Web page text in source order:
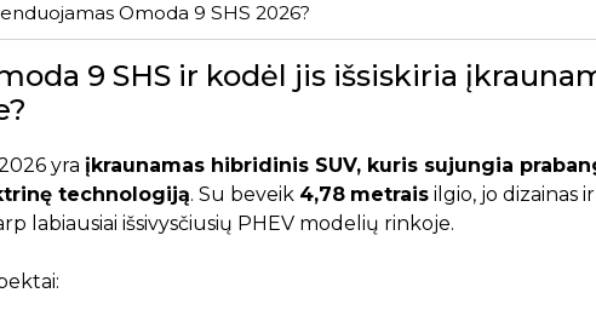
Omoda 9 SHS 2026?
9 SHS ir kodėl jis išsiskiria
yra įkraunamas hibridinis SUV, kuris sujungia
technologiją. Su beveik 4,78 metraisilgio, jo dizainas
labiausiai išsivysčiusių PHEV modelių rinkoje.